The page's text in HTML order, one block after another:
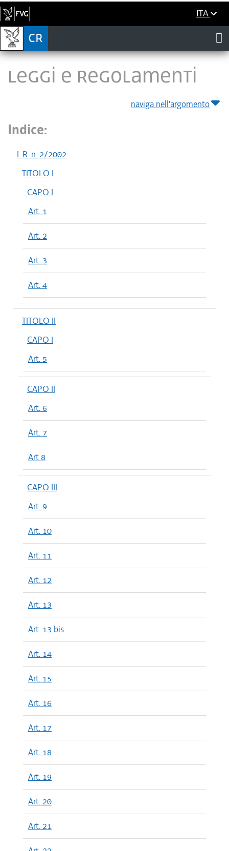
ITA
LEGGI E REGOLAMENTI
naviga nell'argomento
Indice:
L.R. n. 2/2002
TITOLO I
CAPO I
Art. 1
Art. 2
Art. 3
Art. 4
TITOLO II
CAPO I
Art. 5
CAPO II
Art. 6
Art. 7
Art 8
CAPO III
Art. 9
Art. 10
Art. 11
Art. 12
Art. 13
Art. 13 bis
Art. 14
Art. 15
Art. 16
Art. 17
Art. 18
Art. 19
Art. 20
Art. 21